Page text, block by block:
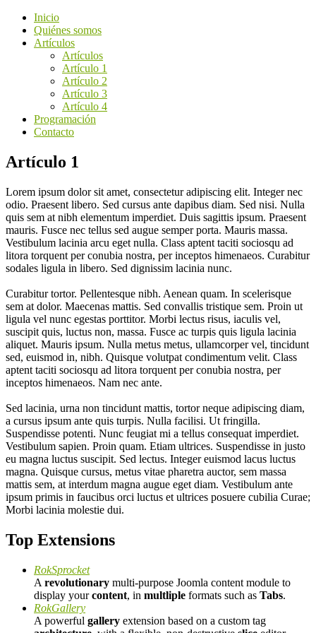
Inicio
Quiénes somos
Artículos
Artículos
Artículo 1
Artículo 2
Artículo 3
Artículo 4
Programación
Contacto
Artículo 1
Lorem ipsum dolor sit amet, consectetur adipiscing elit. Integer nec
odio. Praesent libero. Sed cursus ante dapibus diam. Sed nisi. Nulla
quis sem at nibh elementum imperdiet. Duis sagittis ipsum. Praesent
mauris. Fusce nec tellus sed augue semper porta. Mauris massa.
Vestibulum lacinia arcu eget nulla. Class aptent taciti sociosqu ad
litora torquent per conubia nostra, per inceptos himenaeos. Curabitur
sodales ligula in libero. Sed dignissim lacinia nunc.
Curabitur tortor. Pellentesque nibh. Aenean quam. In scelerisque
sem at dolor. Maecenas mattis. Sed convallis tristique sem. Proin ut
ligula vel nunc egestas porttitor. Morbi lectus risus, iaculis vel,
suscipit quis, luctus non, massa. Fusce ac turpis quis ligula lacinia
aliquet. Mauris ipsum. Nulla metus metus, ullamcorper vel, tincidunt
sed, euismod in, nibh. Quisque volutpat condimentum velit. Class
aptent taciti sociosqu ad litora torquent per conubia nostra, per
inceptos himenaeos. Nam nec ante.
Sed lacinia, urna non tincidunt mattis, tortor neque adipiscing diam,
a cursus ipsum ante quis turpis. Nulla facilisi. Ut fringilla.
Suspendisse potenti. Nunc feugiat mi a tellus consequat imperdiet.
Vestibulum sapien. Proin quam. Etiam ultrices. Suspendisse in justo
eu magna luctus suscipit. Sed lectus. Integer euismod lacus luctus
magna. Quisque cursus, metus vitae pharetra auctor, sem massa
mattis sem, at interdum magna augue eget diam. Vestibulum ante
ipsum primis in faucibus orci luctus et ultrices posuere cubilia Curae;
Morbi lacinia molestie dui.
Top Extensions
RokSprocket
A revolutionary multi-purpose Joomla content module to
display yourcontent, in multliple formats such as Tabs.
RokGallery
A powerful gallery extension based on a custom tag